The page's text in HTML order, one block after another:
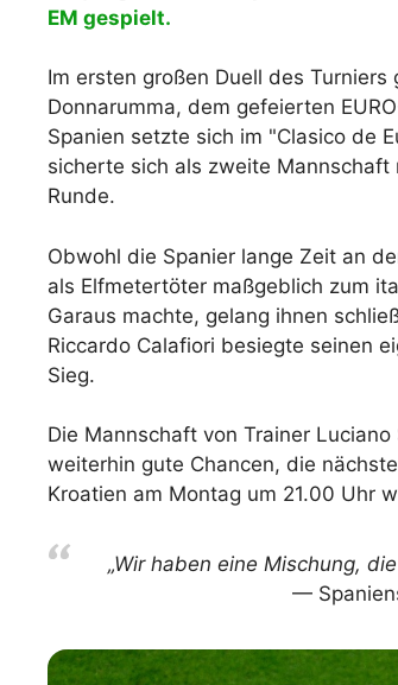
EM gespielt.
Im ersten großen Duell des
Donnarumma, dem gefeierten
Spanien setzte sich im "Clasico de
sicherte sich als zweite
Runde.
Obwohl die Spanier lange Zeit an
als Elfmetertöter maßgeblich zum
Garaus machte, gelang ihnen
Riccardo Calafiori besiegte seinen
Sieg.
Die Mannschaft von Trainer
weiterhin gute Chancen, die
Kroatien am Montag um 21.00 Uhr
„Wir haben eine Mischung,